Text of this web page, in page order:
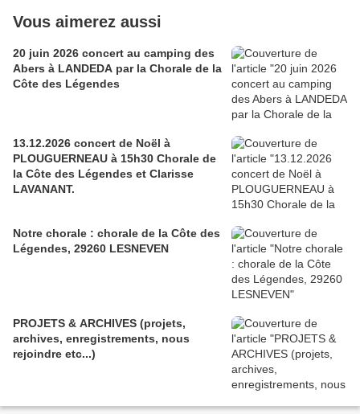
Vous aimerez aussi
20 juin 2026 concert au camping des
Abers à LANDEDA par la Chorale de la
Côte des Légendes
13.12.2026 concert de Noël à
PLOUGUERNEAU à 15h30 Chorale de
la Côte des Légendes et Clarisse
LAVANANT.
Notre chorale : chorale de la Côte des
Légendes, 29260 LESNEVEN
PROJETS & ARCHIVES (projets,
archives, enregistrements, nous
rejoindre etc...)